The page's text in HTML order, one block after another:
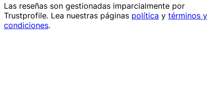
Las reseñas son gestionadas imparcialmente por
Trustprofile. Lea nuestras páginas política y términos y
condiciones.